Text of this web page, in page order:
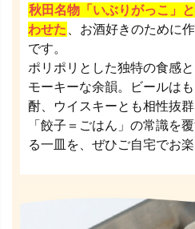
秋田名物「いぶりがっこ」
わせた
、お酒好きのために
です。
ポリポリとした独特の食感
モーキーな余韻。ビールは
酎、ウイスキーとも相性抜群
「餃子＝ごはん」の常識を
る一皿を、ぜひご自宅でお楽